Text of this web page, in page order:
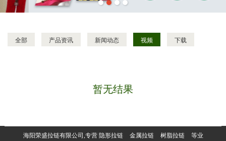
全部 产品资讯 新闻动态 视频 下载
暂无结果
海阳荣盛拉链有限公司,专营 隐形拉链 金属拉链 树脂拉链
等业